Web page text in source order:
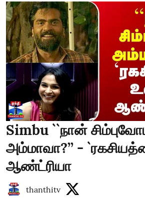
Simbu ``நான்
அம்மாவா?’’ -
ஆண்ட்ரியா
thanthitv